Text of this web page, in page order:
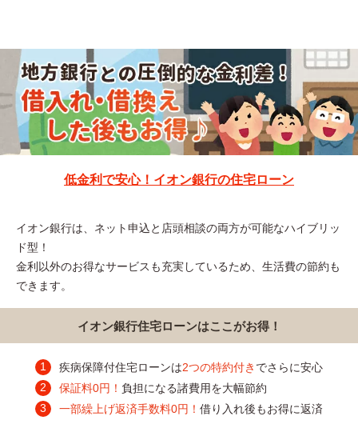
低金利で安心！イオン銀行の住宅ローン
イオン銀行は、ネット申込と店頭相談の両方が可能なハイブリッ
ド型！
金利以外のお得なサービスも充実しているため、生活費の節約も
できます。
イオン銀行住宅ローンはここがお得！
疾病保障付住宅ローンは2つの特約付き でさらに安心
保証料0円！ 負担になる諸費用を大幅節約
一部繰上げ返済手数料0円！ 借り入れ後もお得に返済